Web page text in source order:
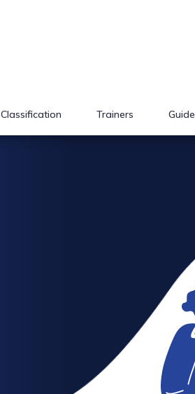
Classification Trainers Guide